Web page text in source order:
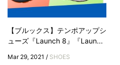
【ブルックス】テンポアップシ
ューズ『Launch 8』『Laun...
Mar 29, 2021 / SHOES